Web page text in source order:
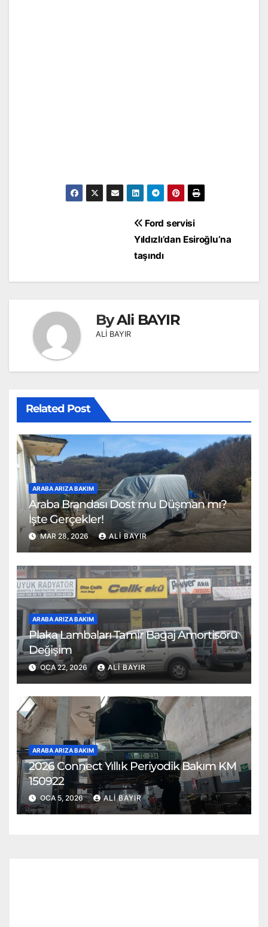
Ford servisi
Yıldızlı’dan Esiroğlu’na
taşındı
ByAli BAYIR
ALİ BAYIR
Related Post
ARABA ARIZA BAKIM
Araba Brandası Dost mu Düşman mı?
İşte Gerçekler!
MAR 28, 2026 ALI BAYIR
ARABA ARIZA BAKIM
Plaka Lambaları Tamir Bagaj Amortisörü
Değişim
OCA 22, 2026 ALI BAYIR
ARABA ARIZA BAKIM
2026 Connect Yıllık Periyodik Bakım KM
150922
OCA 5, 2026 ALI BAYIR